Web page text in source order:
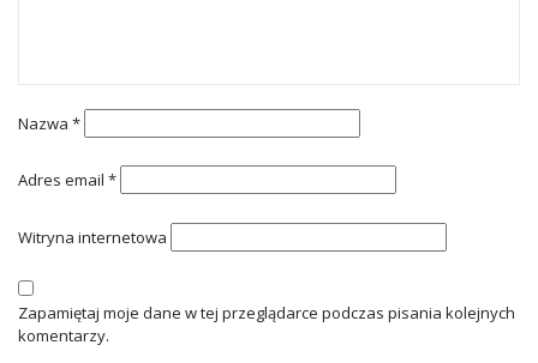
Nazwa *
Adres email *
Witryna internetowa
Zapamiętaj moje dane w tej przeglądarce podczas pisania kolejnych
komentarzy.